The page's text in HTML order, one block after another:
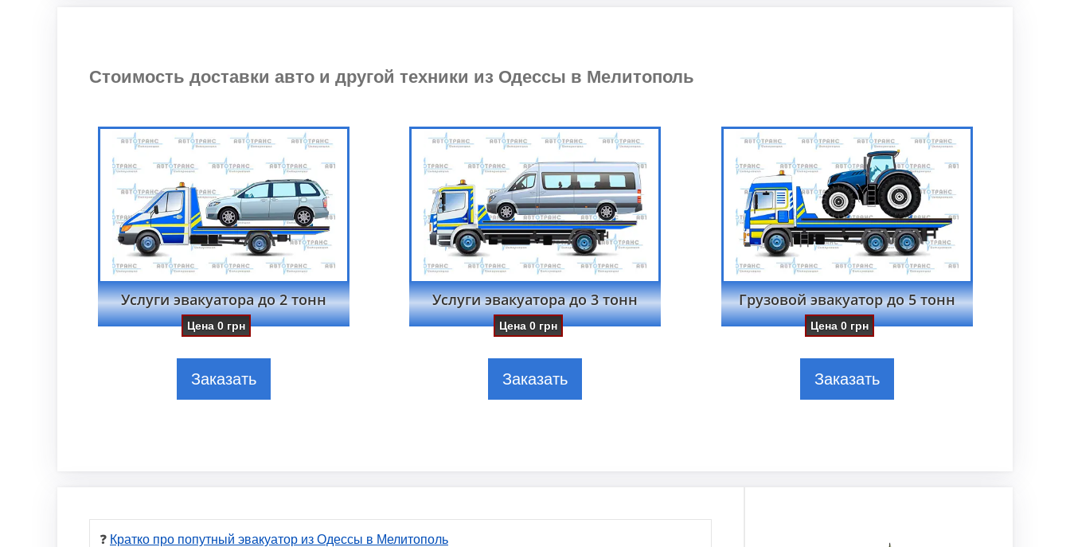
Стоимость доставки авто и другой техники из Одессы в Мелитополь
Услуги эвакуатора до 2 тонн
Цена0 грн
Заказать
Услуги эвакуатора до 3 тонн
Цена 0грн
Заказать
Грузовой эвакуатор до 5 тонн
Цена0 грн
Заказать
❓ Кратко про попутный эвакуатор из Одессы в Мелитополь